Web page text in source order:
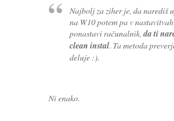
Najbolj za ziher je, da narediš
na W10 potem pa v
ponastavi računalnik,da ti
clean instal. Ta metoda
deluje :).
Ni enako.